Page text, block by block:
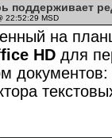
поддерживает
22:52:29 MSD
на
HD для